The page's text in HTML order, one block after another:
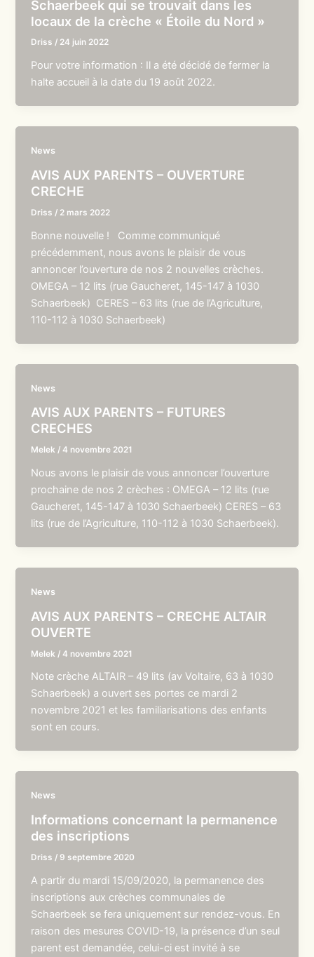
Schaerbeek qui se trouvait dans les
locaux de la crèche « Étoile du Nord »
Driss / 24 juin 2022
Pour votre information : Il a été décidé de fermer la
halte accueil à la date du 19 août 2022.
News
AVIS AUX PARENTS – OUVERTURE
CRECHE
Driss / 2 mars 2022
Bonne nouvelle ! Comme communiqué
précédemment, nous avons le plaisir de vous
annoncer l’ouverture de nos 2 nouvelles crèches.
OMEGA – 12 lits (rue Gaucheret, 145-147 à 1030
Schaerbeek) CERES – 63 lits (rue de l’Agriculture,
110-112 à 1030 Schaerbeek)
News
AVIS AUX PARENTS – FUTURES
CRECHES
Melek /4 novembre 2021
Nous avons le plaisir de vous annoncer l’ouverture
prochaine de nos 2 crèches : OMEGA – 12 lits (rue
Gaucheret, 145-147 à 1030 Schaerbeek) CERES – 63
lits (rue de l’Agriculture, 110-112 à 1030 Schaerbeek).
News
AVIS AUX PARENTS – CRECHE ALTAIR
OUVERTE
Melek /4 novembre 2021
Note crèche ALTAIR – 49 lits (av Voltaire, 63 à 1030
Schaerbeek) a ouvert ses portes ce mardi 2
novembre 2021 et les familiarisations des enfants
sont en cours.
News
Informations concernant la permanence
des inscriptions
Driss / 9 septembre 2020
A partir du mardi 15/09/2020, la permanence des
inscriptions aux crèches communales de
Schaerbeek se fera uniquement sur rendez-vous. En
raison des mesures COVID-19, la présence d’un seul
parent est demandée, celui-ci est invité à se